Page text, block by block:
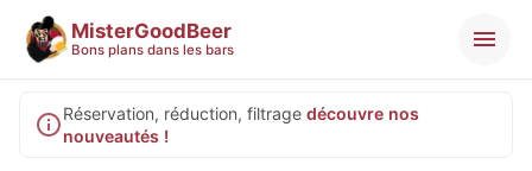
MisterGoodBeer
Bons plans dans les bars
Réservation, réduction, filtrage découvre nos
nouveautés !